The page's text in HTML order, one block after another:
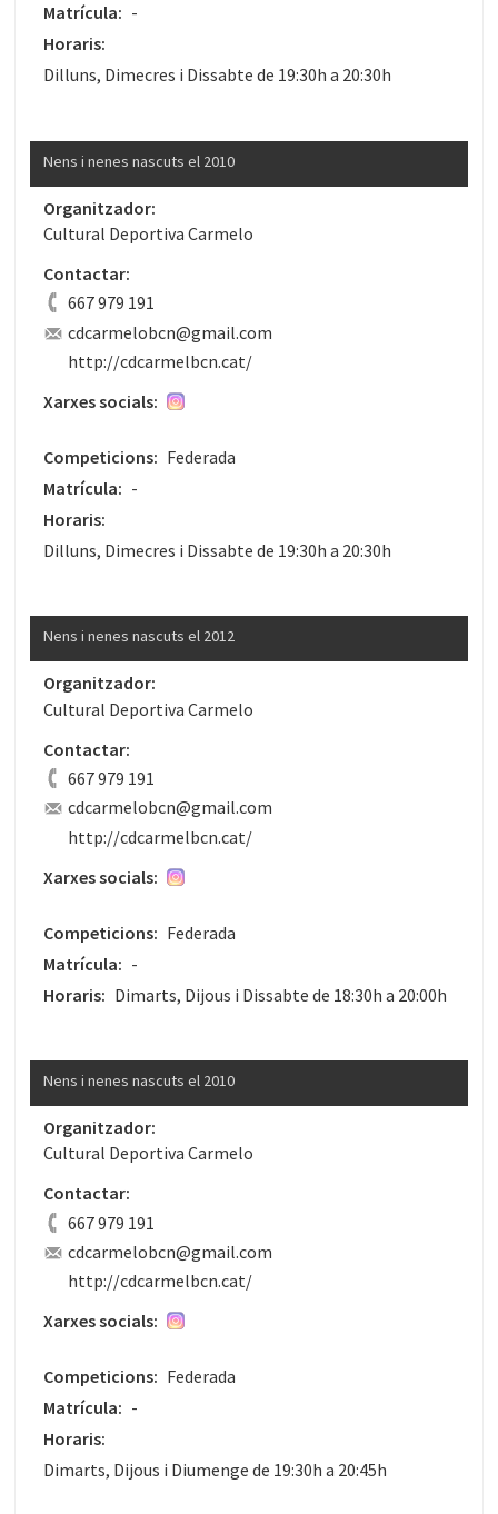
Matrícula: -
Horaris:
Dilluns, Dimecres i Dissabte de 19:30h a 20:30h
Nens i nenes nascuts el 2010
Organitzador:
Cultural Deportiva Carmelo
Contactar:
667 979 191
cdcarmelobcn@gmail.com
http://cdcarmelbcn.cat/
Xarxes socials:
Competicions: Federada
Matrícula: -
Horaris:
Dilluns, Dimecres i Dissabte de 19:30h a 20:30h
Nens i nenes nascuts el 2012
Organitzador:
Cultural Deportiva Carmelo
Contactar:
667 979 191
cdcarmelobcn@gmail.com
http://cdcarmelbcn.cat/
Xarxes socials:
Competicions: Federada
Matrícula: -
Horaris: Dimarts, Dijous i Dissabte de 18:30h a 20:00h
Nens i nenes nascuts el 2010
Organitzador:
Cultural Deportiva Carmelo
Contactar:
667 979 191
cdcarmelobcn@gmail.com
http://cdcarmelbcn.cat/
Xarxes socials:
Competicions: Federada
Matrícula: -
Horaris:
Dimarts, Dijous i Diumenge de 19:30h a 20:45h